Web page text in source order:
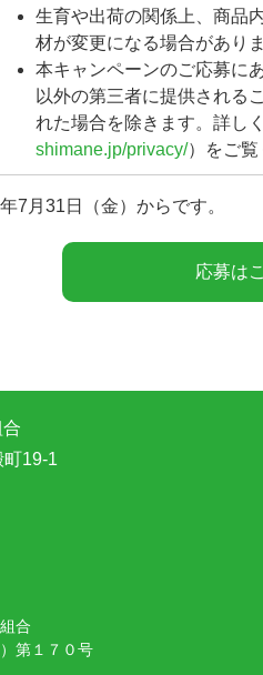
生育や出荷の関係上、商品
材が変更になる場合があり
本キャンペーンのご応募に
以外の第三者に提供される
れた場合を除きます。詳し
shimane.jp/privacy/）をご覧
7月31日（金）からです。
応募は
19-1
合
第１７０号